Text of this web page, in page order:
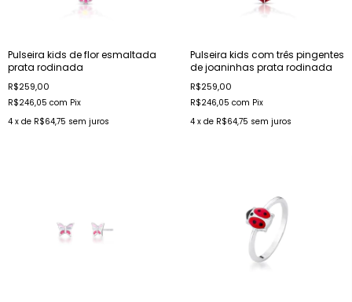
Pulseira kids de flor esmaltada
prata rodinada
R$259,00
R$246,05 com Pix
4 x de R$64,75 sem juros
Pulseira kids com três pingentes
de joaninhas prata rodinada
R$259,00
R$246,05 com Pix
4 x de R$64,75 sem juros